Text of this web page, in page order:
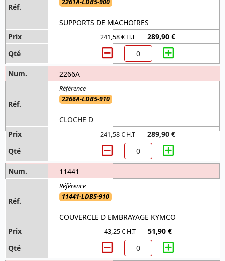
2261A-LDB5-900
SUPPORTS DE MACHOIRES
241,58 € H.T 289,90 €
2266A
2266A-LDB5-910
CLOCHE D
241,58 € H.T 289,90 €
11441
11441-LDB5-910
COUVERCLE D EMBRAYAGE KYMCO
43,25 € H.T 51,90 €